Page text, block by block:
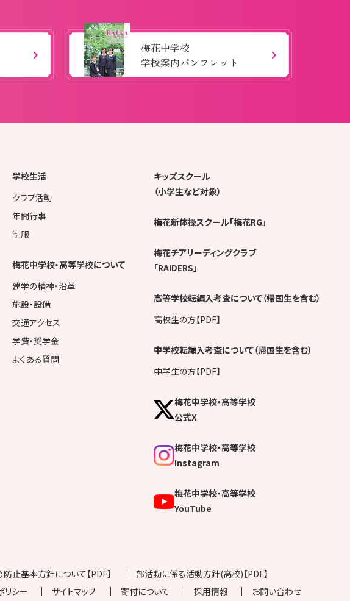
梅花中学校
学校案内パンフレット
学校生活
クラブ活動
年間行事
制服
梅花中学校・高等学校について
建学の精神・沿革
施設・設備
交通アクセス
学費・奨学金
よくある質問
キッズスクール
（小学生など対象）
梅花新体操スクール「梅花RG」
梅花チアリーディングクラブ
「RAIDERS」
高等学校転編入考査について（帰国生を含む）
高校生の方【PDF】
中学校転編入考査について（帰国生を含む）
中学生の方【PDF】
梅花中学校・高等学校
公式X
梅花中学校・高等学校
Instagram
梅花中学校・高等学校
YouTube
防止基本方針について【PDF】
部活動に係る活動方針(高校)【PDF】
リシー サイトマップ 寄付について 採用情報 お問い合わせ